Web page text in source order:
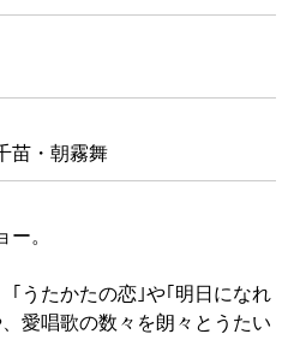
苗・朝霧舞
。
｢うたかたの恋｣や｢明日になれ
愛唱歌の数々を朗々とうたい